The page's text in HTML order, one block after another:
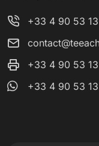
+33 4 90 53 13
+33 4 90 53 13
+33 4 90 53 13